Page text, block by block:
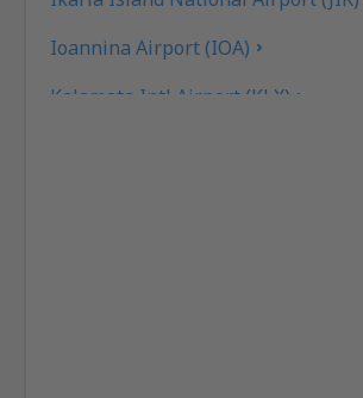
Ioannina Airport (IOA)
Kalamata Intl Airport (KLX)